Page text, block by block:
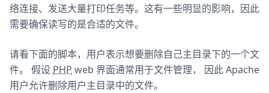
络连接、发送大量打印任务等。这有一些明显的影响，因此
需要确保读写的是合适的文件。
请看下面的脚本，用户表示想要删除自己主目录下的一个文
件。 假设 PHP web 界面通常用于文件管理， 因此 Apache
用户允许删除用户主目录中的文件。